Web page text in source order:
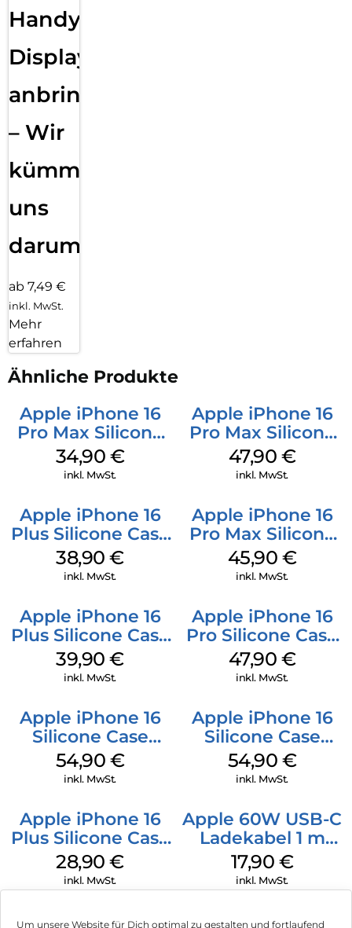
Um unsere Website für Dich optimal zu gestalten und fortlaufend
Handy
Displayfolie
anbringen
– Wir
kümmern
uns
darum!
ab 7,49 €
inkl. MwSt.
Mehr
erfahren
Ähnliche Produkte
Apple iPhone 16
Pro Max Silicone
Case MagSafe
Denim
34,90 €
inkl. MwSt.
Apple iPhone 16
Pro Max Silicone
Case MagSafe
Black
47,90 €
inkl. MwSt.
Apple iPhone 16
Plus Silicone Case
MagSafe Denim
38,90€
inkl. MwSt.
Apple iPhone 16
Pro Max Silicone
Case MagSafe
Ultramarine
45,90 €
inkl. MwSt.
Apple iPhone 16
Plus Silicone Case
MagSafe Plum
39,90€
inkl. MwSt.
Apple iPhone 16
Pro Silicone Case
MagSafe Denim
47,90 €
inkl. MwSt.
Apple iPhone 16
Silicone Case
MagSafe Black
54,90 €
inkl. MwSt.
Apple iPhone 16
Silicone Case
MagSafe Lake
Green
54,90 €
inkl. MwSt.
Apple iPhone 16
Plus Silicone Case
MagSafe Black
28,90€
inkl. MwSt.
Apple 60W USB-C
Ladekabel 1 m
Weiß
17,90 €
inkl. MwSt.